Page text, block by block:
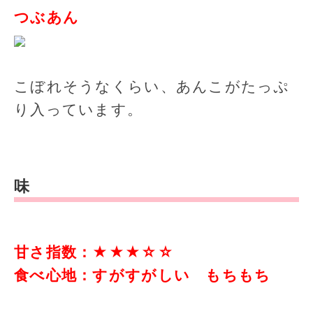
つぶあん
こぼれそうなくらい、あんこがたっぷ
り入っています。
味
甘さ指数：★★★☆ ☆
食べ心地：すがすがしい もちもち